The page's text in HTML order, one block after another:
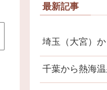
最新記事
埼玉（大宮）
千葉から熱海